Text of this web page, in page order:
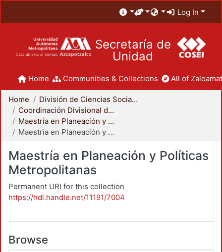
Log In
Secretaría de
Unidad
Home Communities & Collections All of
Home
División de Ciencias Sociales y Humanidades
Coordinación Divisional de Posgrado
Maestría en Planeación y Políticas Metropolitanas
Maestría en Planeación y Políticas Metropolitanas
Maestría en Planeación y Políticas
Metropolitanas
Permanent URI for this collection
https://hdl.handle.net/11191/7004
Browse